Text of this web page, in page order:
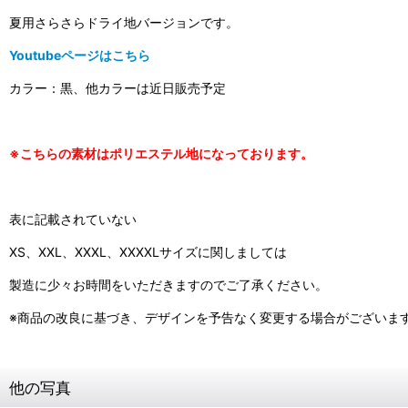
夏用さらさらドライ地バージョンです。
Youtubeページはこちら
カラー：黒、他カラーは近日販売予定
※こちらの素材はポリエステル地になっております。
表に記載されていない
XS、XXL、XXXL、XXXXLサイズに関しましては
製造に少々お時間をいただきますのでご了承ください。
※商品の改良に基づき、デザインを予告なく変更する場合がございま
他の写真